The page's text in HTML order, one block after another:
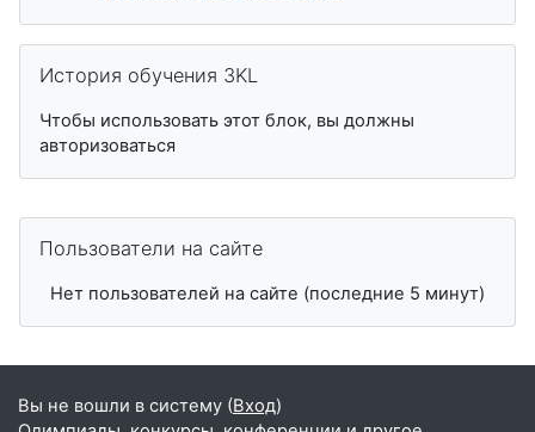
История обучения 3KL
Чтобы использовать этот блок, вы должны
авторизоваться
Пользователи на сайте
Нет пользователей на сайте (последние 5 минут)
Вы не вошли в систему (Вход)